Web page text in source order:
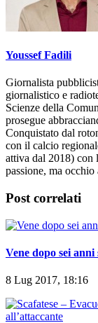
Youssef Fadili
Giornalista
giornalistico e
Scienze della
prosegue
Conquistato dal
con il calcio
attiva dal 2018) con
passione, ma
Post correlati
Vene dopo sei
8 Lug 2017, 18:16